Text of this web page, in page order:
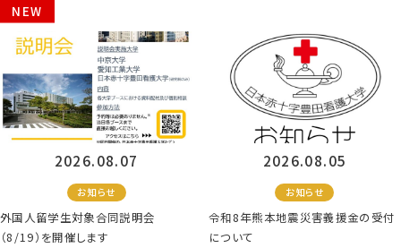
NEW
2026.08.07
お知らせ
外国人留学生対象合同説明会
（8/19）を開催します
2026.08.05
お知らせ
令和8年熊本地震災害義援金の受付
について